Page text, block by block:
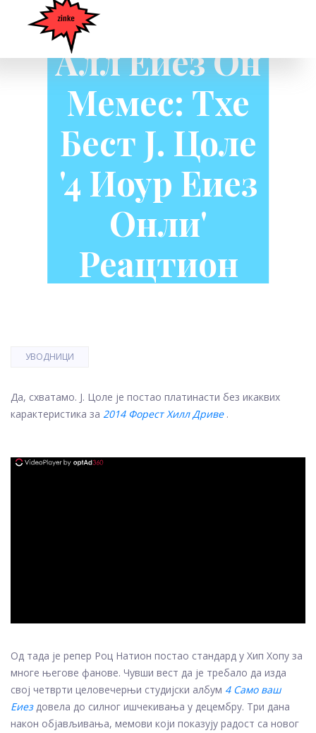
Алл Еиез Он
Мемес: Тхе
Бест Ј. Цоле
'4 Иоур Еиез
Онли'
Реацтион
УВОДНИЦИ
Да, схватамо. Ј. Цоле је постао платинасти без икаквих
карактеристика за 2014 Форест Хилл Дриве .
Од тада је репер Роц Натион постао стандард у Хип Хопу за
многе његове фанове. Чувши вест да је требало да изда
свој четврти целовечерњи студијски албум 4 Само ваш
Еиез довела до силног ишчекивања у децембру. Три дана
након објављивања, мемови који показују радост са новог